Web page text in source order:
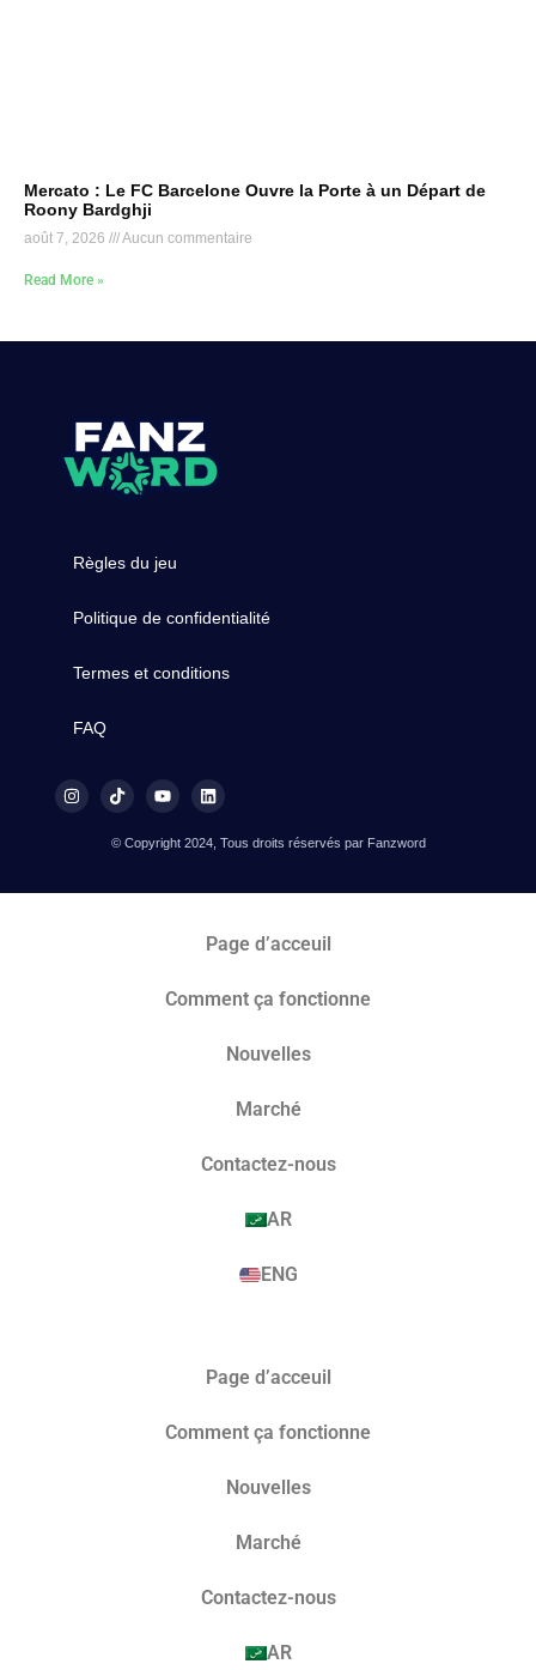
Mercato : Le FC Barcelone Ouvre la Porte à un Départ de
Roony Bardghji
août 7, 2026 Aucun commentaire
Read More »
Règles du jeu
Politique de confidentialité
Termes et conditions
FAQ
© Copyright 2024, Tous droits réservés par Fanzword
Page d’acceuil
Comment ça fonctionne
Nouvelles
Marché​
Contactez-nous
AR
ENG
Page d’acceuil
Comment ça fonctionne
Nouvelles
Marché​
Contactez-nous
AR